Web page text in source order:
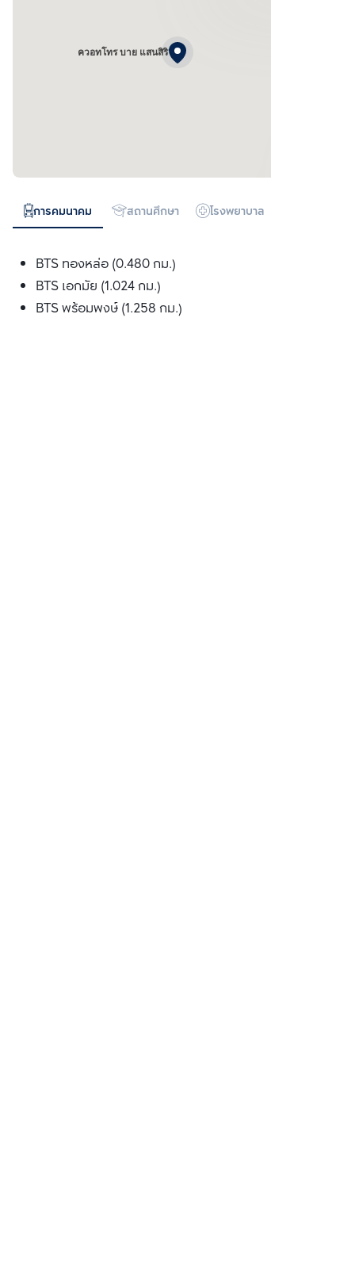
ควอทโทร บาย แสนสิริ
การคมนาคม สถานศึกษา โรงพยาบาล
BTS ทองหล่อ (0.480 กม.)
BTS เอกมัย (1.024 กม.)
BTS พร้อมพงษ์ (1.258 กม.)